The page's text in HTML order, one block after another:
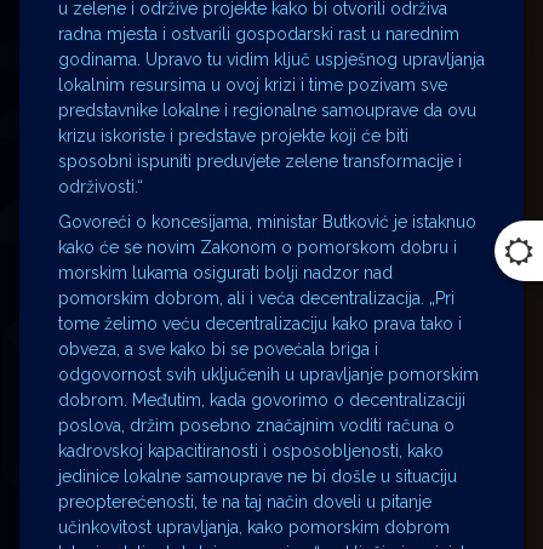
u zelene i održive projekte kako bi otvorili održiva
radna mjesta i ostvarili gospodarski rast u narednim
godinama. Upravo tu vidim ključ uspješnog upravljanja
lokalnim resursima u ovoj krizi i time pozivam sve
predstavnike lokalne i regionalne samouprave da ovu
krizu iskoriste i predstave projekte koji će biti
sposobni ispuniti preduvjete zelene transformacije i
održivosti.“
Govoreći o koncesijama, ministar Butković je istaknuo
kako će se novim Zakonom o pomorskom dobru i
morskim lukama osigurati bolji nadzor nad
pomorskim dobrom, ali i veća decentralizacija. „Pri
tome želimo veću decentralizaciju kako prava tako i
obveza, a sve kako bi se povećala briga i
odgovornost svih uključenih u upravljanje pomorskim
dobrom. Međutim, kada govorimo o decentralizaciji
poslova, držim posebno značajnim voditi računa o
kadrovskoj kapacitiranosti i osposobljenosti, kako
jedinice lokalne samouprave ne bi došle u situaciju
preopterećenosti, te na taj način doveli u pitanje
učinkovitost upravljanja, kako pomorskim dobrom